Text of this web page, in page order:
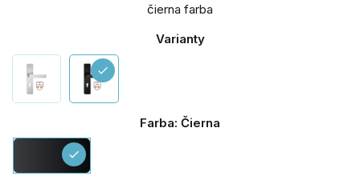
čierna farba
Varianty
check
Farba: Čierna
Čierna
check